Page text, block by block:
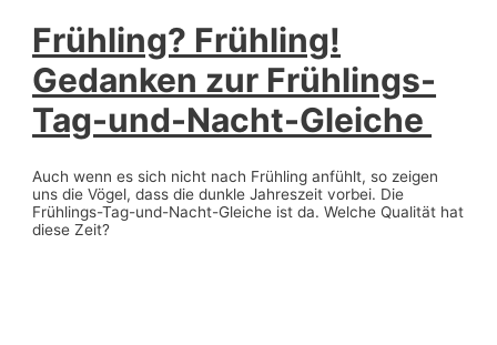
Frühling? Frühling!
Gedanken zur Frühlings-
Tag-und-Nacht-Gleiche
Auch wenn es sich nicht nach Frühling anfühlt, so zeigen
uns die Vögel, dass die dunkle Jahreszeit vorbei. Die
Frühlings-Tag-und-Nacht-Gleiche ist da. Welche Qualität hat
diese Zeit?